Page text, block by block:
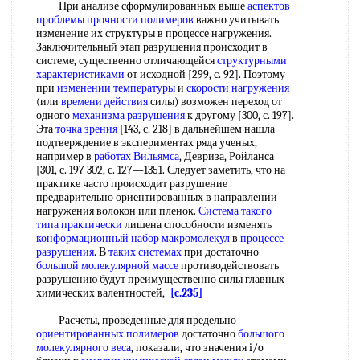
При анализе сформулированных вышеаспектов
проблемыпрочности полимеров важно учитывать
изменение их структуры в процессе нагружения.
Заключительный этап разрушения происходит в
системе, существенно отличающейсяструктурными
характеристиками от исходной [299, с. 92]. Поэтому
при изменении температурыи скорости нагружения
(или времени действиясилы) возможен переход от
одногомеханизма разрушенияк другому [300, с. 197].
Этаточка зрения [143, с. 218] в дальнейшем нашла
подтверждение в экспериментах ряда ученых,
например в работах Вильямса, Девриза, Ройланса
[301, с. 197 302, с. 127—1351. Следует заметить, что на
практике часто происходит разрушение
предварительно ориентированных в направлении
нагружения волокон или пленок. Система такого
типа практически лишена способности изменять
конформационный набор макромолекулв процессе
разрушения. Втаких системахпри достаточно
большой молекулярной массепротиводействовать
разрушению будут преимущественно силы главных
химических валентностей, [c.235]
Расчеты, проведенные для предельно
ориентированных полимеров достаточнобольшого
молекулярного веса, показали, что значения i/o